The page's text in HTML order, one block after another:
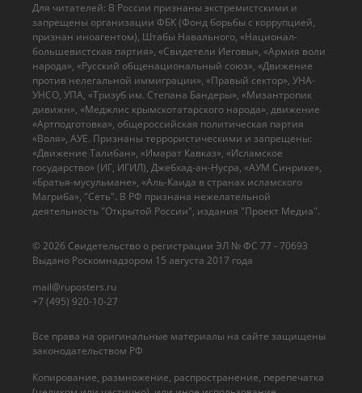
Все права на оригинальные материалы на сайте защищены
законодательством РФ
Копирование, размножение, распространение, перепечатка
© 2026 Cвидетельство о регистрации ЭЛ № ФС 77 - 70693
Выдано Роскомнадзором 15 августа 2017 года
mail@ruposters.ru
+7 (495) 920-10-27
Для читателей: В России признаны экстремистскими и
запрещены организации ФБК (Фонд борьбы с коррупцией,
признан иноагентом), Штабы Навального, «Национал-
большевистская партия», «Свидетели Иеговы», «Армия воли
народа», «Русский общенациональный союз», «Движение
против нелегальной иммиграции», «Правый сектор», УНА-
УНСО, УПА, «Тризуб им. Степана Бандеры», «Мизантропик
дивижн», «Меджлис крымскотатарского народа», движение
«Артподготовка», общероссийская политическая партия
«Воля», АУЕ. Признаны террористическими и запрещены:
«Движение Талибан», «Имарат Кавказ», «Исламское
государство» (ИГ, ИГИЛ), Джебхад-ан-Нусра, «АУМ Синрике»,
«Братья-мусульмане», «Аль-Каида в странах исламского
Магриба», "Сеть". В РФ признана нежелательной
деятельность "Открытой России", издания "Проект Медиа".